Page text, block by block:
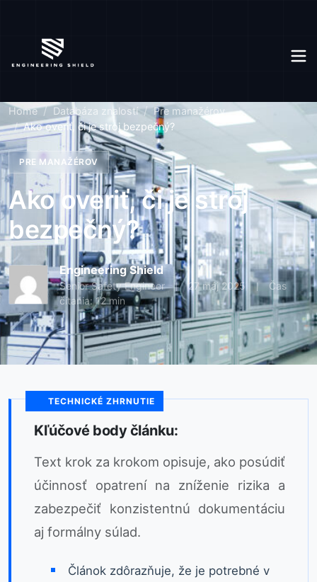
Home Databáza znalostí
Pre manažérov
Ako overiť, či je stroj bezpečný?
PRE MANAŽÉROV
Ako overiť, či je stroj
bezpečný?
Engineering Shield
Senior Safety Engineer 27 máj 2025
Čas
čítania: 12 min
TECHNICKÉ ZHRNUTIE
Kľúčové body článku:
Text krok za krokom opisuje, ako posúdiť
účinnosť opatrení na zníženie rizika a
zabezpečiť konzistentnú dokumentáciu
aj formálny súlad.
Článok zdôrazňuje, že je potrebné v